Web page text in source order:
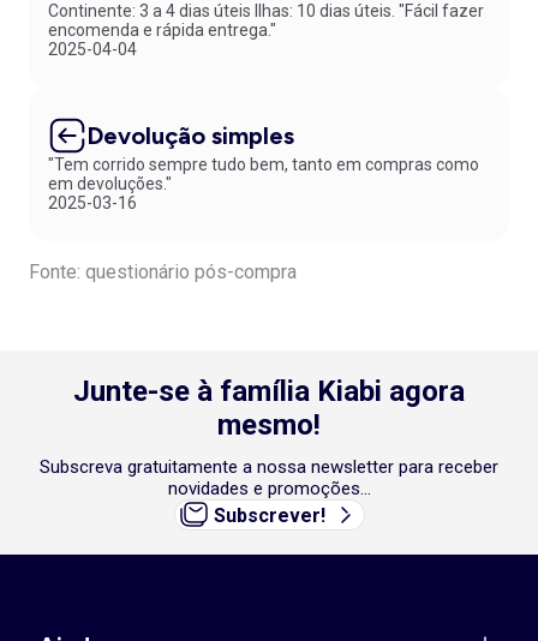
Continente: 3 a 4 dias úteis Ilhas: 10 dias úteis. "Fácil fazer
encomenda e rápida entrega."
2025-04-04
Devolução simples
"Tem corrido sempre tudo bem, tanto em compras como
em devoluções."
2025-03-16
Fonte: questionário pós-compra
Junte-se à família Kiabi agora
mesmo!
Subscreva gratuitamente a nossa newsletter para receber
novidades e promoções...
Subscrever!